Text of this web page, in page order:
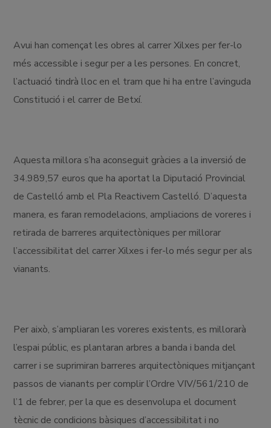
Avui han començat les obres al carrer Xilxes per fer-lo
més accessible i segur per a les persones. En concret,
l’actuació tindrà lloc en el tram que hi ha entre l’avinguda
Constitució i el carrer de Betxí.
Aquesta millora s’ha aconseguit gràcies a la inversió de
34.989,57 euros que ha aportat la Diputació Provincial
de Castelló amb el Pla Reactivem Castelló. D’aquesta
manera, es faran remodelacions, ampliacions de voreres i
retirada de barreres arquitectòniques per millorar
l’accessibilitat del carrer Xilxes i fer-lo més segur per als
vianants.
Per això, s’ampliaran les voreres existents, es millorarà
l’espai públic, es plantaran arbres a banda i banda del
carrer i se suprimiran barreres arquitectòniques mitjançant
passos de vianants per complir l’Ordre VIV/561/210 de
l’1 de febrer, per la que es desenvolupa el document
tècnic de condicions bàsiques d’accessibilitat i no